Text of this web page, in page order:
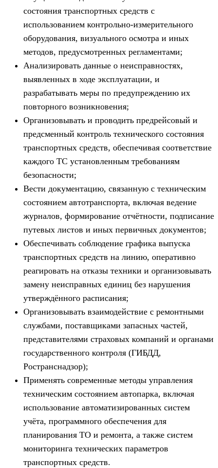
состояния транспортных средств с
использованием контрольно-измерительного
оборудования, визуального осмотра и иных
методов, предусмотренных регламентами;
Анализировать данные о неисправностях,
выявленных в ходе эксплуатации, и
разрабатывать меры по предупреждению их
повторного возникновения;
Организовывать и проводить предрейсовый и
предсменный контроль технического состояния
транспортных средств, обеспечивая соответствие
каждого ТС установленным требованиям
безопасности;
Вести документацию, связанную с техническим
состоянием автотранспорта, включая ведение
журналов, формирование отчётности, подписание
путевых листов и иных первичных документов;
Обеспечивать соблюдение графика выпуска
транспортных средств на линию, оперативно
реагировать на отказы техники и организовывать
замену неисправных единиц без нарушения
утверждённого расписания;
Организовывать взаимодействие с ремонтными
службами, поставщиками запасных частей,
представителями страховых компаний и органами
государственного контроля (ГИБДД,
Ространснадзор);
Применять современные методы управления
техническим состоянием автопарка, включая
использование автоматизированных систем
учёта, программного обеспечения для
планирования ТО и ремонта, а также систем
мониторинга технических параметров
транспортных средств.